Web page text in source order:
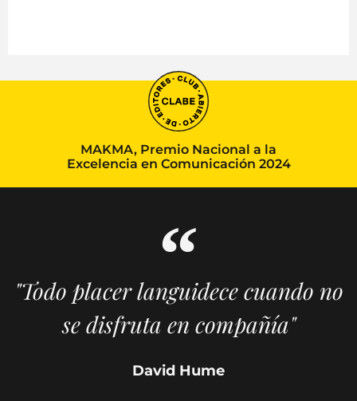
MAKMA, Premio Nacional a la
Excelencia en Comunicación 2024
"Todo placer languidece cuando no
se disfruta en compañía"
David Hume